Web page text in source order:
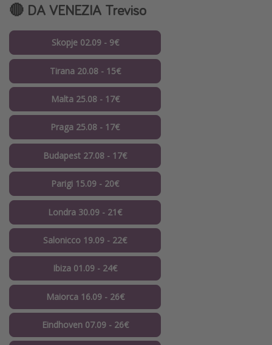
🔴 DA VENEZIA Treviso
Skopje 02.09 - 9€
Tirana 20.08 - 15€
Malta 25.08 - 17€
Praga 25.08 - 17€
Budapest 27.08 - 17€
Parigi 15.09 - 20€
Londra 30.09 - 21€
Salonicco 19.09 - 22€
Ibiza 01.09 - 24€
Maiorca 16.09 - 26€
Eindhoven 07.09 - 26€